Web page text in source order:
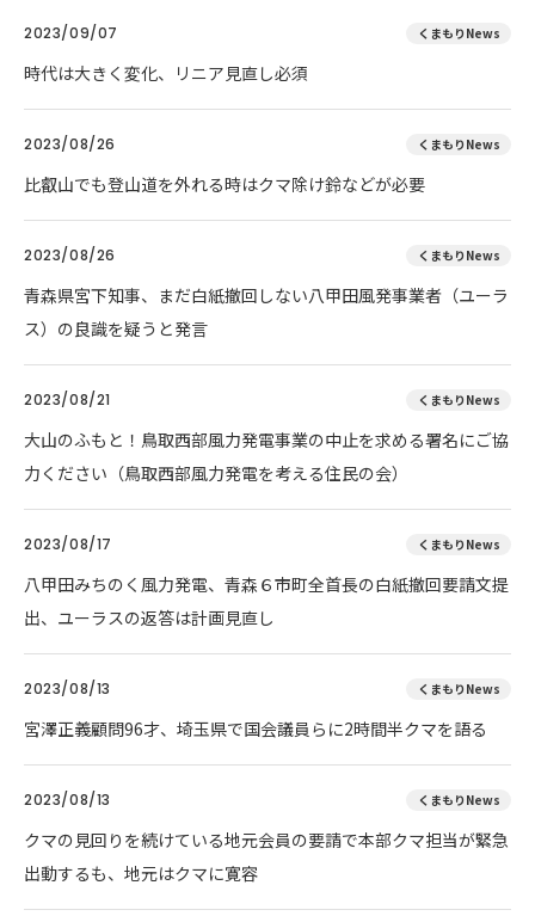
2023/09/07 くまもりNews
時代は大きく変化、リニア見直し必須
2023/08/26 くまもりNews
比叡山でも登山道を外れる時はクマ除け鈴などが必要
2023/08/26 くまもりNews
青森県宮下知事、まだ白紙撤回しない八甲田風発事業者（ユーラ
ス）の良識を疑うと発言
2023/08/21 くまもりNews
大山のふもと！鳥取西部風力発電事業の中止を求める署名にご協
力ください（鳥取西部風力発電を考える住民の会）
2023/08/17 くまもりNews
八甲田みちのく風力発電、青森６市町全首長の白紙撤回要請文提
出、ユーラスの返答は計画見直し
2023/08/13 くまもりNews
宮澤正義顧問96才、埼玉県で国会議員らに2時間半クマを語る
2023/08/13 くまもりNews
クマの見回りを続けている地元会員の要請で本部クマ担当が緊急
出動するも、地元はクマに寛容